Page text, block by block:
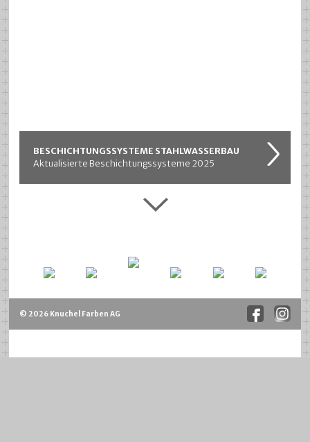
BESCHICHTUNGSSYSTEME STAHLWASSERBAU
Aktualisierte Beschichtungssysteme 2025
© 2026 Knuchel Farben AG